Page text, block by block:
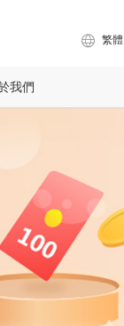
繁體
我們